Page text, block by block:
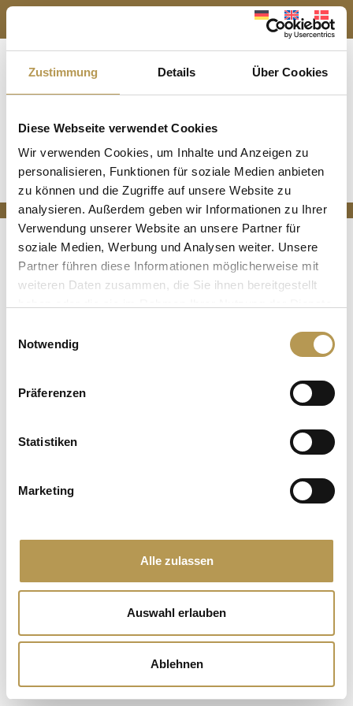
Zustimmung Details Über Cookies
Diese Webseite verwendet Cookies
Wir verwenden Cookies, um Inhalte und Anzeigen zu
personalisieren, Funktionen für soziale Medien anbieten
zu können und die Zugriffe auf unsere Website zu
analysieren. Außerdem geben wir Informationen zu Ihrer
Verwendung unserer Website an unsere Partner für
soziale Medien, Werbung und Analysen weiter. Unsere
Partner führen diese Informationen möglicherweise mit
weiteren Daten zusammen, die Sie ihnen bereitgestellt
Notwendig
Präferenzen
Statistiken
Marketing
Alle zulassen
Auswahl erlauben
Ablehnen
DIN FORDEL - DIREKTE BOOKING
SPO 5=4
a
sdsdsd
kontinuerlig tekst, der løber sådan her
Deutsch(German) English Dansk